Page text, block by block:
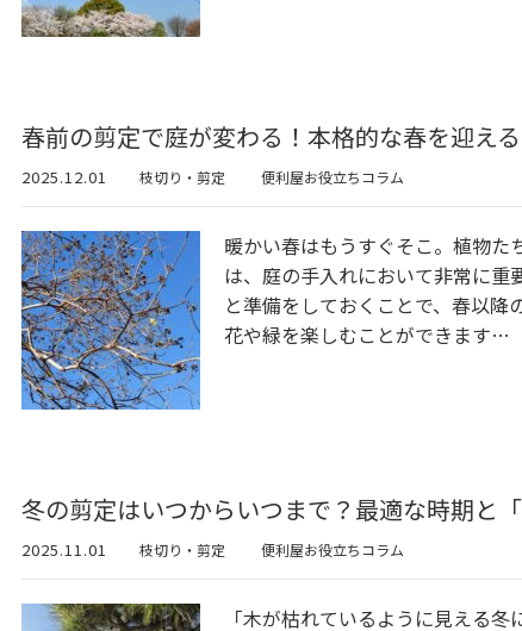
春前の剪定で庭が変わる！本格的な春を迎え
2025.12.01 枝切り・剪定 便利屋お役立ちコラム
暖かい春はもうすぐそこ。植物た
は、庭の手入れにおいて非常に重
と準備をしておくことで、春以降
花や緑を楽しむことができます…
冬の剪定はいつからいつまで？最適な時期と
2025.11.01 枝切り・剪定 便利屋お役立ちコラム
「木が枯れているように見える